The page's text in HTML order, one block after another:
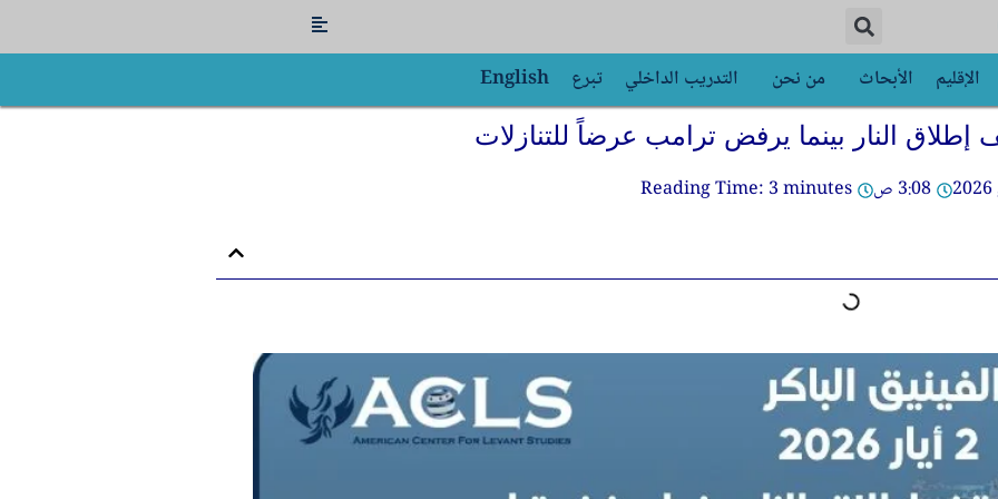
Flyout
Menu
الإقليم الأبحاث من نحن التدريب الداخلي تبرع English
النار بينما يرفض ترامب عرضاً للتنازلات
3:08 ص Reading Time: 3minutes